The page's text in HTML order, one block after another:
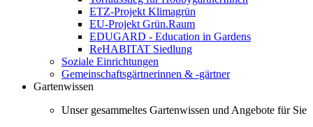
ETZ-Projekt Klimagrün
EU-Projekt Grün.Raum
EDUGARD - Education in Gardens
ReHABITAT Siedlung
Soziale Einrichtungen
Gemeinschaftsgärtnerinnen & -gärtner
Gartenwissen
Unser gesammeltes Gartenwissen und Angebote für Sie